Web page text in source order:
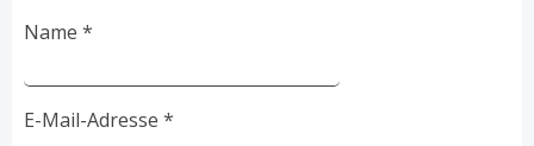
Name *
E-Mail-Adresse *